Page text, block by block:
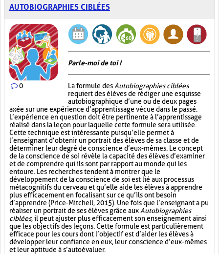
AUTOBIOGRAPHIES CIBLÉES
0
Parle-moi de toi !
La formule des Autobiographies ciblées
requiert des élèves de rédiger une esquisse
autobiographique d’une ou de deux pages
axée sur une expérience d’apprentissage vécue dans le passé.
L’expérience en question doit être pertinente à l’apprentissage
réalisé dans la leçon pour laquelle cette formule sera utilisée.
Cette technique est intéressante puisqu’elle permet à
l’enseignant d’obtenir un portrait des élèves de sa classe et de
déterminer leur degré de conscience d’eux-mêmes. Le concept
de la conscience de soi révèle la capacité des élèves d’examiner
et de comprendre qui ils sont par rapport au monde qui les
entoure. Les recherches tendent à montrer que le
développement de la conscience de soi est lié aux processus
métacognitifs du cerveau et qu’elle aide les élèves à apprendre
plus efficacement en focalisant sur ce qu’ils ont besoin
d’apprendre (Price-Mitchell, 2015). Une fois que l’enseignant a pu
réaliser un portrait de ses élèves grâce aux Autobiographies
ciblées, il peut ajuster plus efficacement son enseignement ainsi
que les objectifs des leçons. Cette formule est particulièrement
efficace pour les cours dont l’objectif est d’aider les élèves à
développer leur confiance en eux, leur conscience d’eux-mêmes
et leur aptitude à s’autoévaluer.